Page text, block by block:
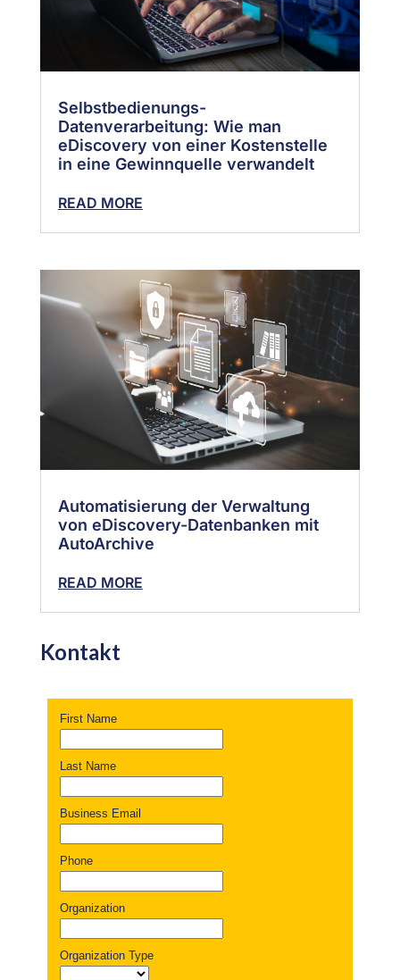
Selbstbedienungs-
Datenverarbeitung: Wie man
eDiscovery von einer Kostenstelle
in eine Gewinnquelle verwandelt
READ MORE
Automatisierung der Verwaltung
von eDiscovery-Datenbanken mit
AutoArchive
READ MORE
Kontakt